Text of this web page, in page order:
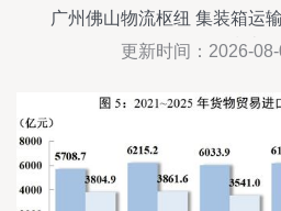
广州佛山物流枢纽 集装箱运
指南
更新时间：2026-